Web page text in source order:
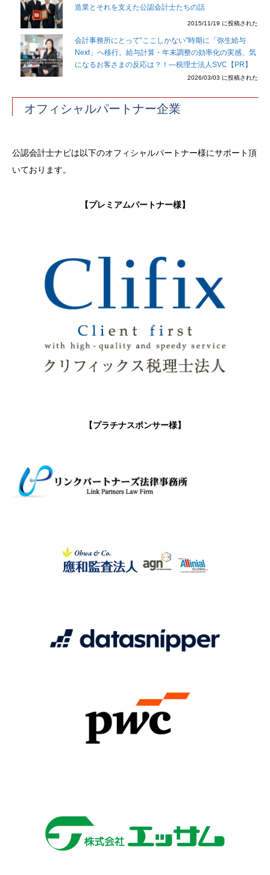
造業とそれを支えた公認会計士たちの話
2015/11/19 に投稿された
会計事務所にとって”ここしかない”時期に「弥生給与
Next」へ移行。給与計算・年末調整の効率化の実感、気
になるお客さまの反応は？！―税理士法人SVC【PR】
2026/03/03 に投稿された
オフィシャルパートナー企業
公認会計士ナビは以下のオフィシャルパートナー様にサポート頂
いております。
【プレミアムパートナー様】
【プラチナスポンサー様】